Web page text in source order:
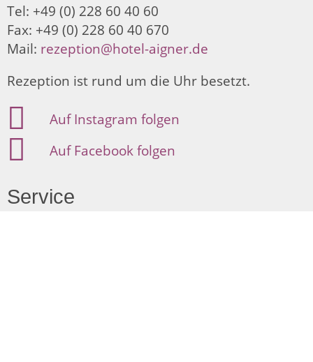
Service
Tel: +49 (0) 228 60 40 60
Fax: +49 (0) 228 60 40 670
Mail: rezeption@hotel-aigner.de
Rezeption ist rund um die Uhr besetzt.
Auf Instagram folgen
Auf Facebook folgen